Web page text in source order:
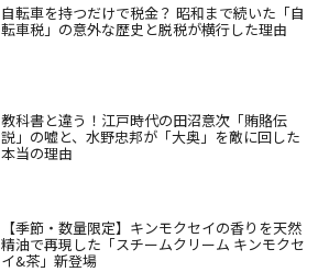
自転車を持つだけで税金？ 昭和まで続いた「自
転車税」の意外な歴史と脱税が横行した理由
教科書と違う！江戸時代の田沼意次「賄賂伝
説」の嘘と、水野忠邦が「大奥」を敵に回した
本当の理由
【季節・数量限定】キンモクセイの香りを天然
精油で再現した「スチームクリーム キンモクセ
イ&茶」新登場